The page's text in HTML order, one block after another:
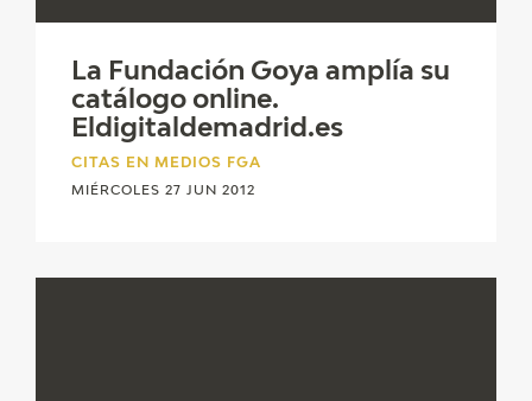
La Fundación Goya amplía su
catálogo online.
Eldigitaldemadrid.es
CITAS EN MEDIOS FGA
MIÉRCOLES 27 JUN 2012